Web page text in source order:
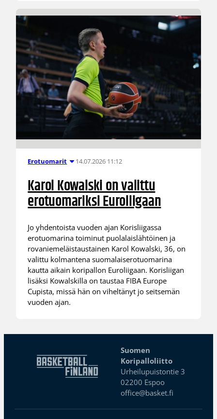
Erotuomarit 14.07.2026 11:12
Karol Kowalski on valittu
erotuomariksi Euroliigaan
Jo yhdentoista vuoden ajan Korisliigassa
erotuomarina toiminut puolalaislähtöinen ja
rovaniemeläistaustainen Karol Kowalski, 36, on
valittu kolmantena suomalaiserotuomarina
kautta aikain koripallon Euroliigaan. Korisliigan
lisäksi Kowalskilla on taustaa FIBA Europe
Cupista, missä hän on viheltänyt jo seitsemän
vuoden ajan.
Suomen
Koripalloliitto
Urheilupuistontie 3
02200 Espoo
office@basket.fi